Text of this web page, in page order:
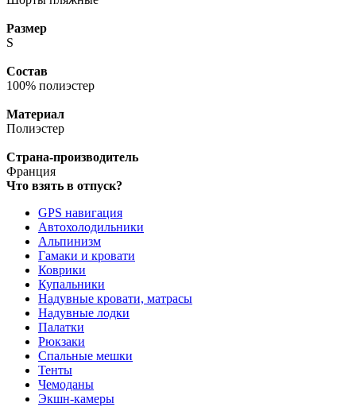
Размер
S
Состав
100% полиэстер
Материал
Полиэстер
Страна-производитель
Франция
Что взять в отпуск?
GPS навигация
Автохолодильники
Альпинизм
Гамаки и кровати
Коврики
Купальники
Надувные кровати, матрасы
Надувные лодки
Палатки
Рюкзаки
Спальные мешки
Тенты
Чемоданы
Экшн-камеры